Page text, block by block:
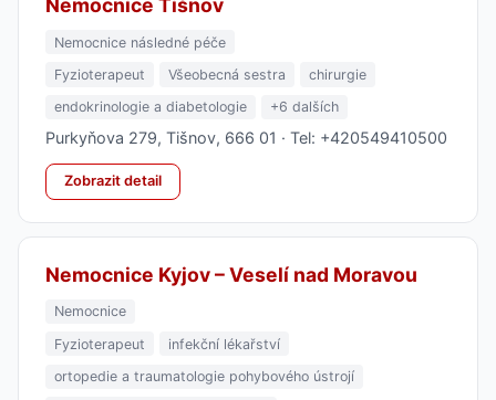
Nemocnice Tišnov
Nemocnice následné péče
Fyzioterapeut
Všeobecná sestra
chirurgie
endokrinologie a diabetologie
+6 dalších
Purkyňova 279, Tišnov, 666 01 · Tel: +420549410500
Zobrazit detail
Nemocnice Kyjov – Veselí nad Moravou
Nemocnice
Fyzioterapeut
infekční lékařství
ortopedie a traumatologie pohybového ústrojí